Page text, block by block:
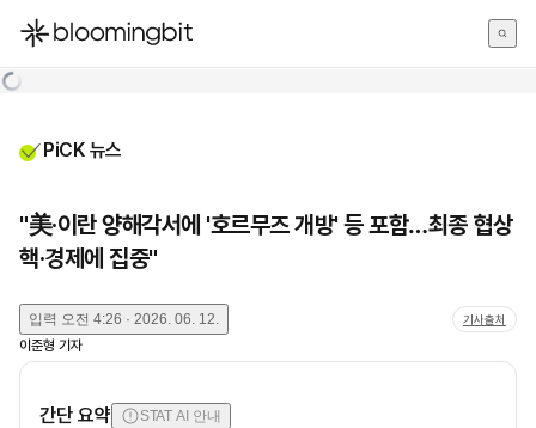
한국어
PiCK 뉴스
"美·이란 양해각서에 '호르무즈 개방' 등 포함…최종 협상
핵·경제에 집중"
입력 오전 4:26 · 2026. 06. 12. 기사출처
이준형 기자
간단 요약 STAT AI 안내